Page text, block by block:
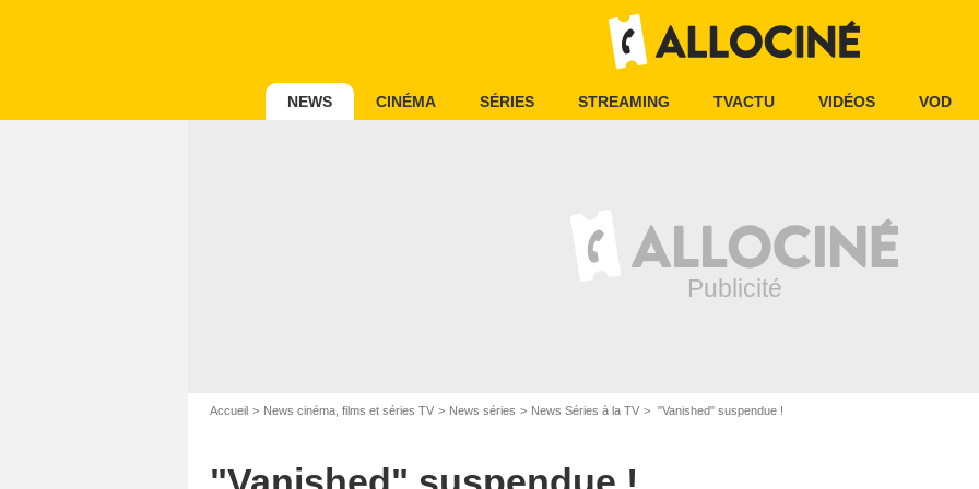
NEWS CINÉMA SÉRIES STREAMING TVACTU VIDÉOS VOD
Accueil News cinéma, films et séries TV News séries News Séries à la TV "Vanished" suspendue !